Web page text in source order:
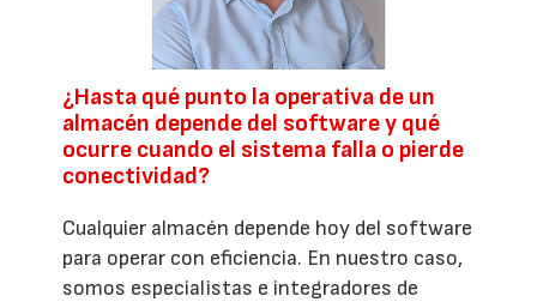
¿Hasta qué punto la operativa de un
almacén depende del software y qué
ocurre cuando el sistema falla o pierde
conectividad?
Cualquier almacén depende hoy del software
para operar con eficiencia. En nuestro caso,
somos especialistas e integradores de